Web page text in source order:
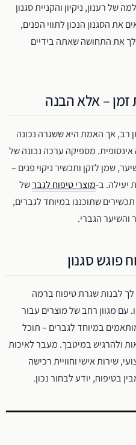
של רענון, ניקיון והקניית סגנון
את הסגנון הנכון לתווי הפנים,
לך את התחושה שאתה בידיים
– אלא הבנה
רב, אך האמת היא ששגרה נכונה
מספיקה ערכה נכונה של
שמן לזקן ותכשיר ניקוי פנים –
יעילה. ב-מוצרי טיפוח לגברשל
שתוכננו במיוחד לגברים,
והשיער הגברי.
פוגש סגנון
לבנות שגרת טיפוח ברמה
עם מגוון רחב של מוצרים עבור
במיוחד לגברים – תוכל
ולהרגיש במיטבך. מעבר לאיכות
שירות אישי וחוויית רכישה
בטיפוח, יודע לבחור נכון.